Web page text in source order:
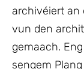
archivéiert an
vun den
gemaach.
sengem